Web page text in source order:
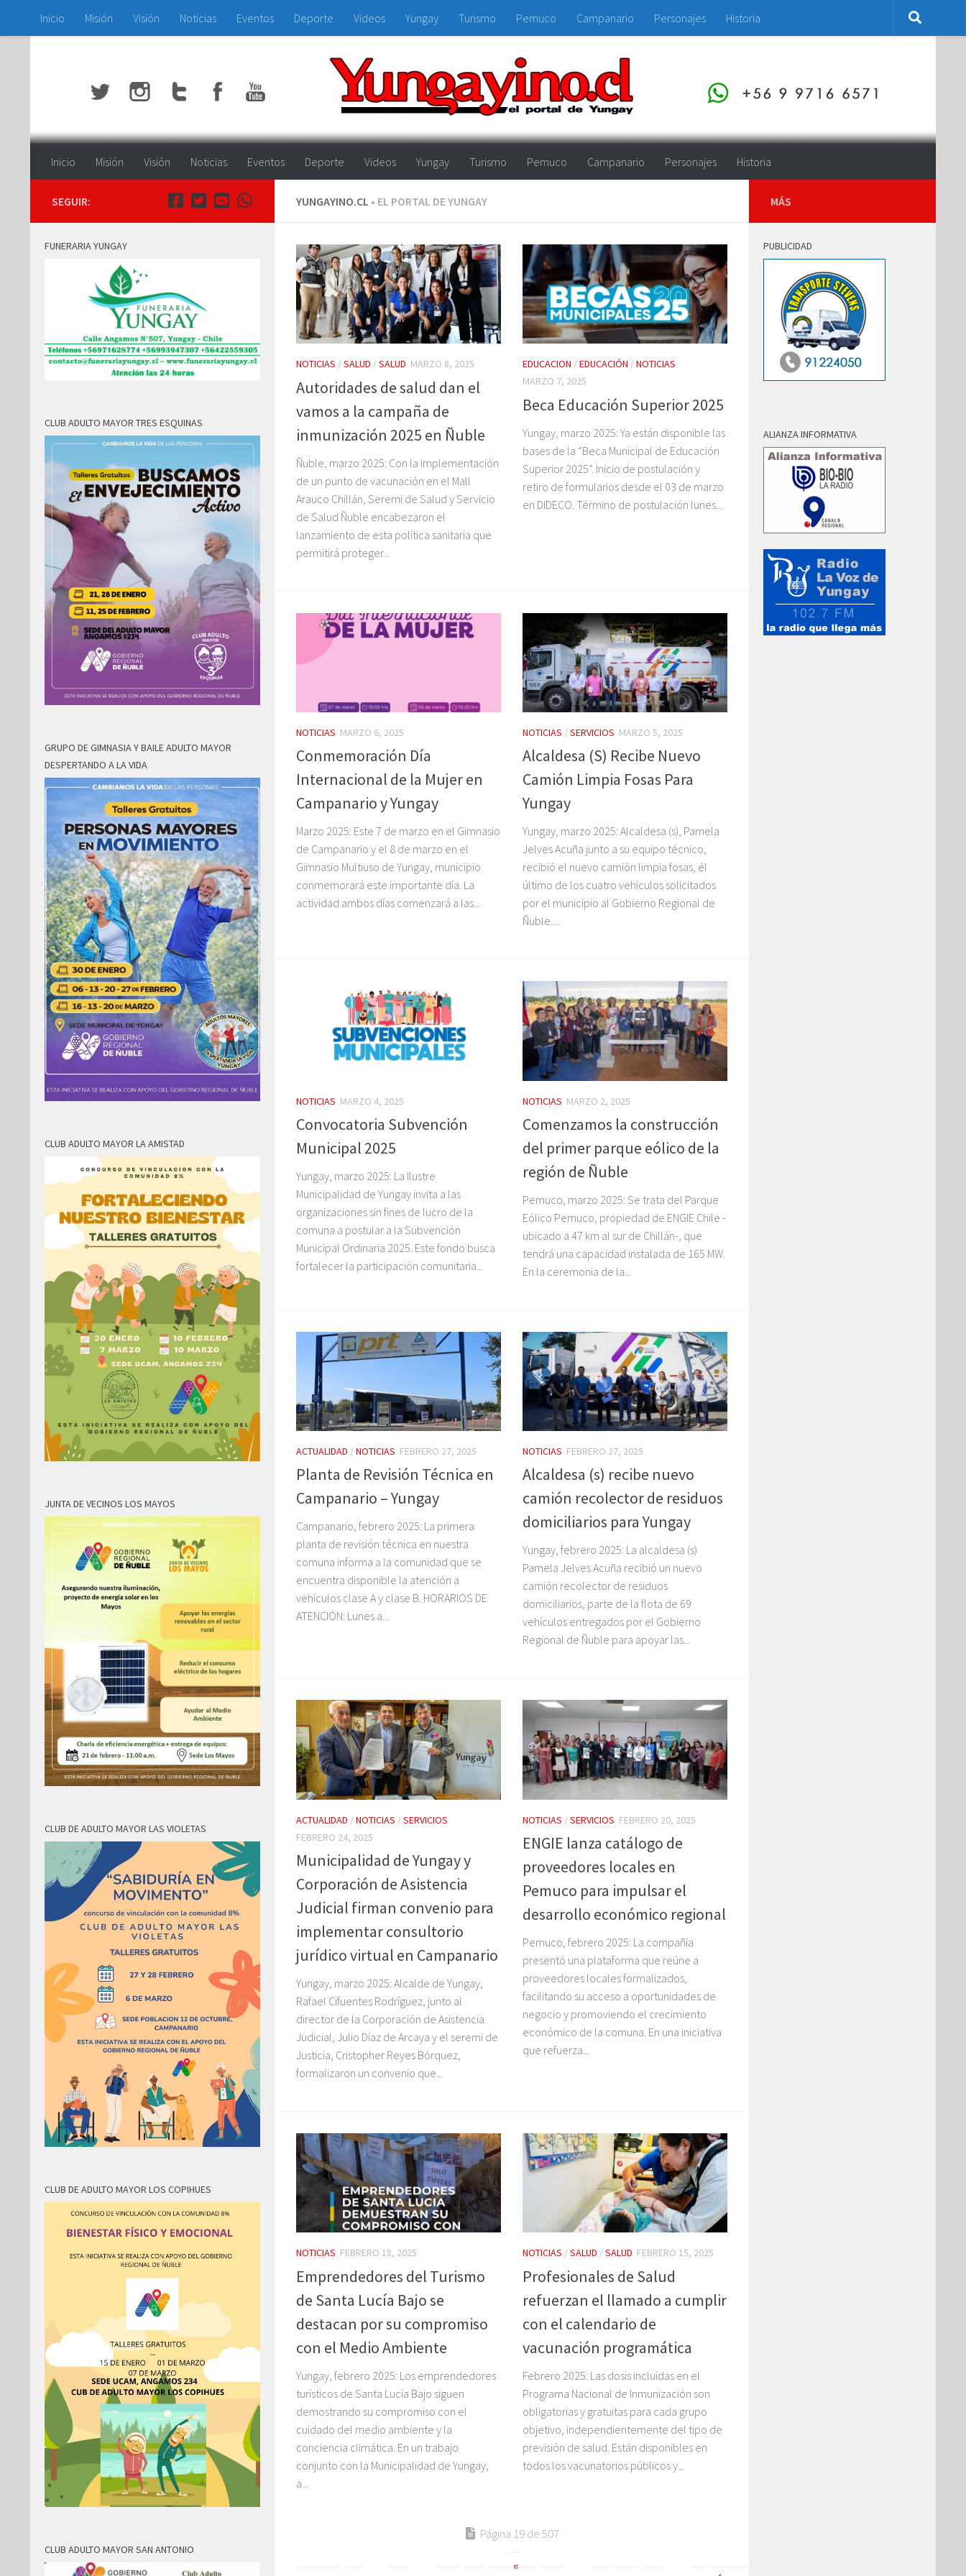
Saltar al contenido
Inicio Misión Visión Noticias Eventos Deporte Videos Yungay Turismo Pemuco Campanario Personajes Historia
Inicio Misión Visión Noticias Eventos Deporte Videos Yungay Turismo Pemuco Campanario Personajes Historia
YUNGAYINO.CL • EL PORTAL DE YUNGAY
NOTICIAS /SALUD /SALUD MARZO 8, 2025
Autoridades de salud dan el
vamos a la campaña de
inmunización 2025 en Ñuble
Ñuble, marzo 2025: Con la implementación
de un punto de vacunación en el Mall
Arauco Chillán, Seremi de Salud y Servicio
de Salud Ñuble encabezaron el
lanzamiento de esta política sanitaria que
permitirá proteger...
EDUCACION /EDUCACIÓN /NOTICIAS
MARZO 7, 2025
Beca Educación Superior 2025
Yungay, marzo 2025: Ya están disponible las
bases de la “Beca Municipal de Educación
Superior 2025”. Inicio de postulación y
retiro de formularios desde el 03 de marzo
en DIDECO. Término de postulación lunes...
NOTICIAS MARZO 6, 2025
Conmemoración Día
Internacional de la Mujer en
Campanario y Yungay
Marzo 2025: Este 7 de marzo en el Gimnasio
de Campanario y el 8 de marzo en el
Gimnasio Multiuso de Yungay, municipio
conmemorará este importante día. La
actividad ambos días comenzará a las...
NOTICIAS /SERVICIOS MARZO 5, 2025
Alcaldesa (S) Recibe Nuevo
Camión Limpia Fosas Para
Yungay
Yungay, marzo 2025: Alcaldesa (s), Pamela
Jelves Acuña junto a su equipo técnico,
recibió el nuevo camión limpia fosas, él
último de los cuatro vehículos solicitados
por el municipio al Gobierno Regional de
Ñuble....
NOTICIAS MARZO 4, 2025
Convocatoria Subvención
Municipal 2025
Yungay, marzo 2025: La Ilustre
Municipalidad de Yungay invita a las
organizaciones sin fines de lucro de la
comuna a postular a la Subvención
Municipal Ordinaria 2025. Este fondo busca
fortalecer la participación comunitaria...
NOTICIAS MARZO 2, 2025
Comenzamos la construcción
del primer parque eólico de la
región de Ñuble
Pemuco, marzo 2025: Se trata del Parque
Eólico Pemuco, propiedad de ENGIE Chile -
ubicado a 47 km al sur de Chillán-, que
tendrá una capacidad instalada de 165 MW.
En la ceremonia de la...
ACTUALIDAD /NOTICIAS FEBRERO 27, 2025
Planta de Revisión Técnica en
Campanario – Yungay
Campanario, febrero 2025: La primera
planta de revisión técnica en nuestra
comuna informa a la comunidad que se
encuentra disponible la atención a
vehículos clase A y clase B. HORARIOS DE
ATENCIÓN: Lunes a...
NOTICIAS FEBRERO 27, 2025
Alcaldesa (s) recibe nuevo
camión recolector de residuos
domiciliarios para Yungay
Yungay, febrero 2025: La alcaldesa (s)
Pamela Jelves Acuña recibió un nuevo
camión recolector de residuos
domiciliarios, parte de la flota de 69
vehículos entregados por el Gobierno
Regional de Ñuble para apoyar las...
ACTUALIDAD /NOTICIAS /SERVICIOS
FEBRERO 24, 2025
Municipalidad de Yungay y
Corporación de Asistencia
Judicial firman convenio para
implementar consultorio
jurídico virtual en Campanario
Yungay, marzo 2025: Alcalde de Yungay,
Rafael Cifuentes Rodríguez, junto al
director de la Corporación de Asistencia
Judicial, Julio Díaz de Arcaya y el seremi de
Justicia, Cristopher Reyes Bórquez,
formalizaron un convenio que...
NOTICIAS /SERVICIOS FEBRERO 20, 2025
ENGIE lanza catálogo de
proveedores locales en
Pemuco para impulsar el
desarrollo económico regional
Pemuco, febrero 2025: La compañía
presentó una plataforma que reúne a
proveedores locales formalizados,
facilitando su acceso a oportunidades de
negocio y promoviendo el crecimiento
económico de la comuna. En una iniciativa
que refuerza...
NOTICIAS FEBRERO 18, 2025
Emprendedores del Turismo
de Santa Lucía Bajo se
destacan por su compromiso
con el Medio Ambiente
Yungay, febrero 2025: Los emprendedores
turísticos de Santa Lucía Bajo siguen
demostrando su compromiso con el
cuidado del medio ambiente y la
conciencia climática. En un trabajo
conjunto con la Municipalidad de Yungay,
a...
NOTICIAS /SALUD /SALUD FEBRERO 15, 2025
Profesionales de Salud
refuerzan el llamado a cumplir
con el calendario de
vacunación programática
Febrero 2025: Las dosis incluidas en el
Programa Nacional de Inmunización son
obligatorias y gratuitas para cada grupo
objetivo, independientemente del tipo de
previsión de salud. Están disponibles en
todos los vacunatorios públicos y...
Página 19 de 507
«
SEGUIR:
FUNERARIA YUNGAY
CLUB ADULTO MAYOR TRES ESQUINAS
GRUPO DE GIMNASIA Y BAILE ADULTO MAYOR
DESPERTANDO A LA VIDA
CLUB ADULTO MAYOR LA AMISTAD
JUNTA DE VECINOS LOS MAYOS
CLUB DE ADULTO MAYOR LAS VIOLETAS
CLUB DE ADULTO MAYOR LOS COPIHUES
CLUB ADULTO MAYOR SAN ANTONIO
MÁS
PUBLICIDAD
ALIANZA INFORMATIVA